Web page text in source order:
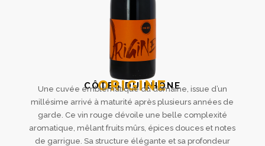
CÔTES DU RHÔNE
ORIGINE
Une cuvée emblématique du domaine, issue d’un
millésime arrivé à maturité après plusieurs années de
garde. Ce vin rouge dévoile une belle complexité
aromatique, mêlant fruits mûrs, épices douces et notes
de garrigue. Sa structure élégante et sa profondeur